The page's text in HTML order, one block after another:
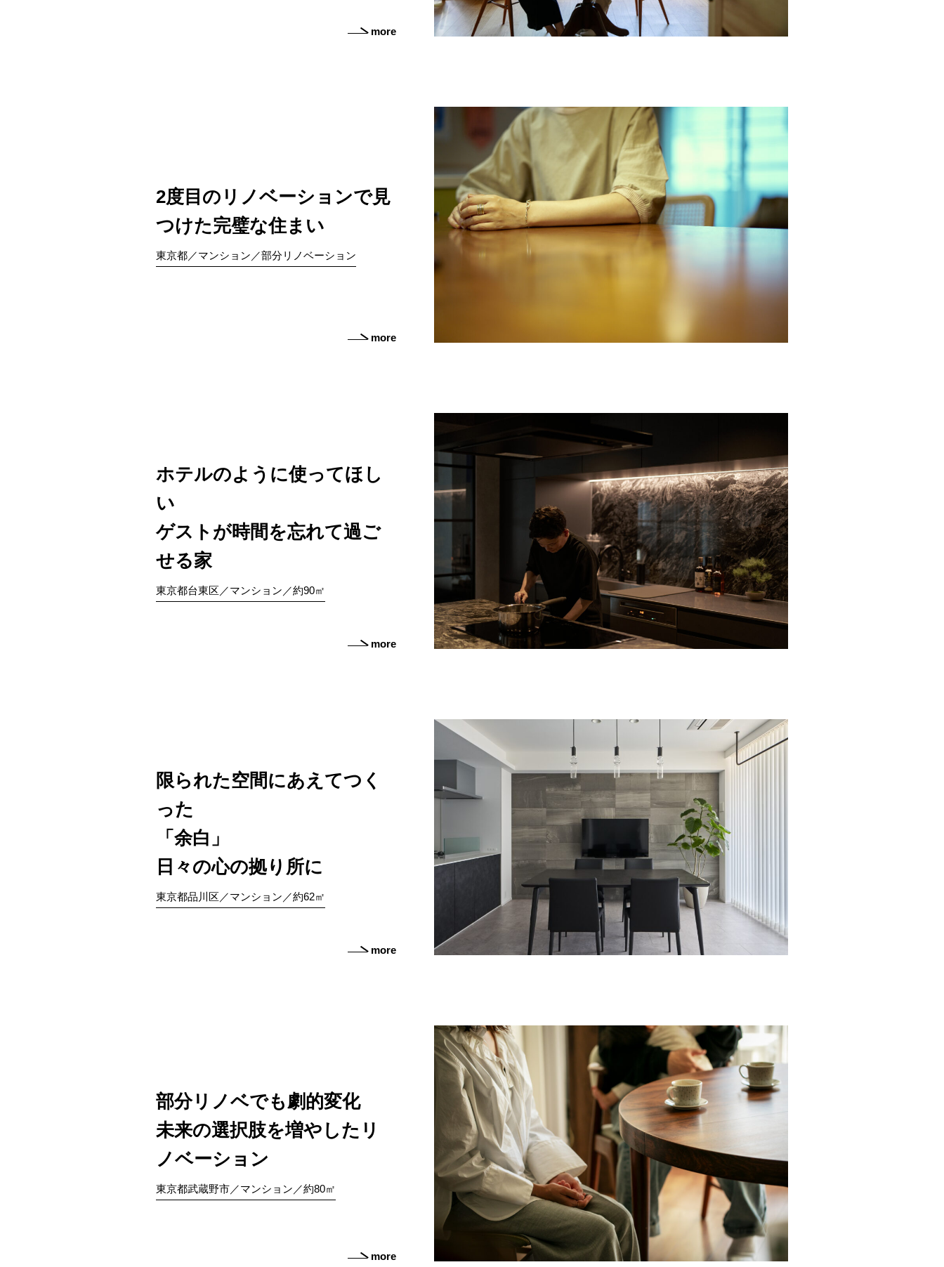
more
2度目のリノベーションで見
つけた完璧な住まい
東京都／マンション／部分リノベーション
more
ホテルのように使ってほし
い
ゲストが時間を忘れて過ご
せる家
東京都台東区／マンション／約90㎡
more
限られた空間にあえてつく
った
「余白」
日々の心の拠り所に
東京都品川区／マンション／約62㎡
more
部分リノベでも劇的変化
未来の選択肢を増やしたリ
ノベーション
東京都武蔵野市／マンション／約80㎡
more